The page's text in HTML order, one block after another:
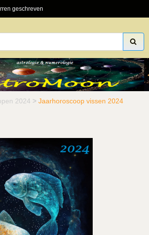
geschreven
2024 > Jaarhoroscoop vissen 2024